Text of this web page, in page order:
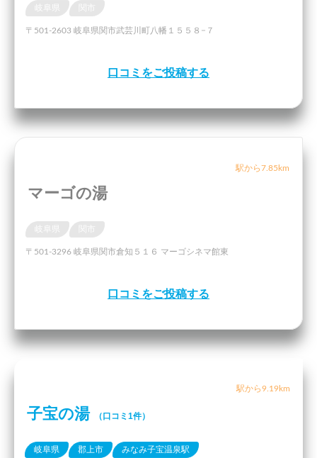
岐阜県
〒501-2603 岐阜県関市武芸川町八幡１５５８−７
口コミをご投稿する
駅から7.85km
マーゴの湯
岐阜県
〒501-3296 岐阜県関市倉知５１６ マーゴシネマ館東
口コミをご投稿する
駅から9.19km
子宝の湯 （口コミ1件）
岐阜県 郡上市 みなみ子宝温泉駅